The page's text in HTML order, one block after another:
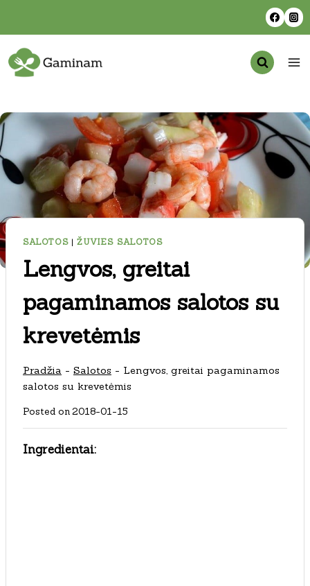
content
SALOTOS | ŽUVIES SALOTOS
Lengvos, greitai
pagaminamos salotos su
krevetėmis
Pradžia - Salotos - Lengvos, greitai pagaminamos
salotos su krevetėmis
Posted on2018-01-15
Ingredientai: